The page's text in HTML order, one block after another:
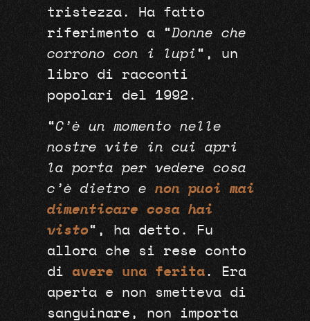
tristezza. Ha fatto
riferimento a “Donne che
corrono con i lupi “, un
libro di racconti
popolari del 1992.
“C’è un momento nelle
nostre vite in cui apri
la porta per vedere cosa
c’è dietro enon puoi mai
dimenticare cosa hai
visto“, ha detto. Fu
allora che si rese conto
diavere una ferita . Era
aperta e non smetteva di
sanguinare, non importa